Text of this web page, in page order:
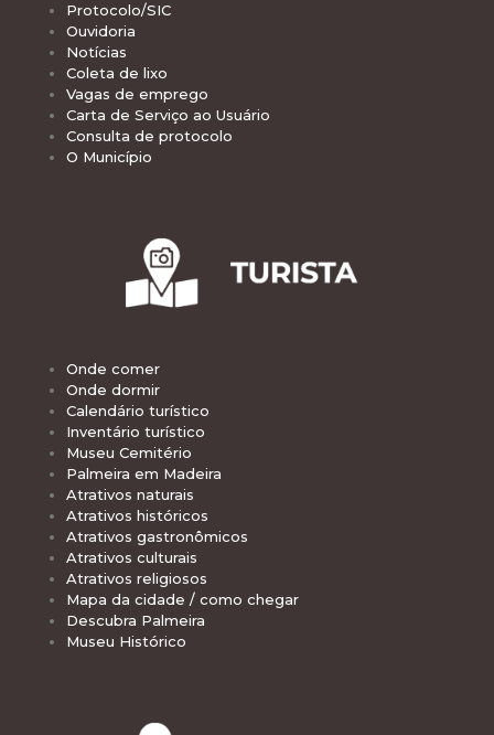
Protocolo/SIC
Ouvidoria
Notícias
Coleta de lixo
Vagas de emprego
Carta de Serviço ao Usuário
Consulta de protocolo
O Município
Onde comer
Onde dormir
Calendário turístico
Inventário turístico
Museu Cemitério
Palmeira em Madeira
Atrativos naturais
Atrativos históricos
Atrativos gastronômicos
Atrativos culturais
Atrativos religiosos
Mapa da cidade / como chegar
Descubra Palmeira
Museu Histórico